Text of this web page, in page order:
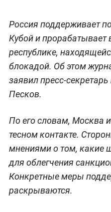
Россия поддерживает
Кубой и
республике,
блокадой. Об этом
заявил пресс-
Песков.
По его словам, Москва
тесном контакте.
мнениями о том, какие
для облегчения
Конкретные меры
раскрываются.